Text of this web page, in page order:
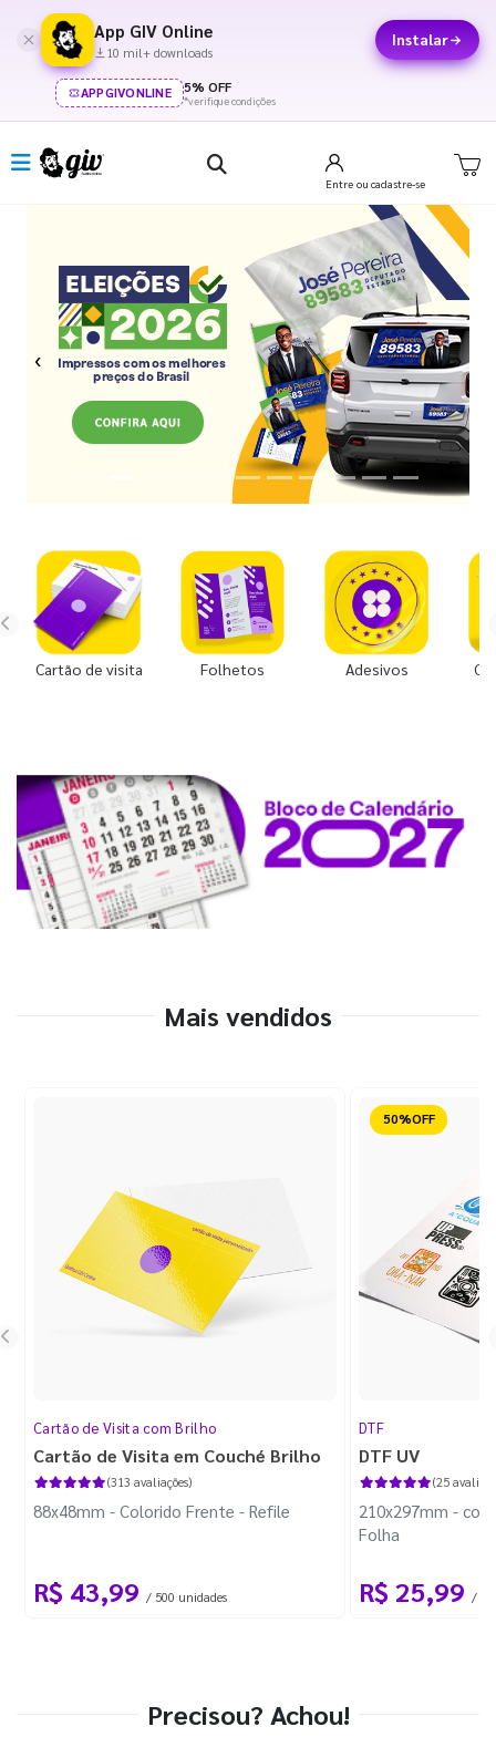
App GIV Online
10 mil+ downloads
Instalar
APPGIVONLINE 5% OFF
*verifique condições
Entre ou cadastre-se
Previous Next
Cartão de visita Folhetos Adesivos
Mais vendidos
Cartão de Visita com Brilho
Cartão de Visita em Couché Brilho
(313 avaliações)
88x48mm - Colorido Frente - Refile
R$ 43,99 / 500 unidades
Reduzido
DTF
DTF UV
(25
210x297mm -
Folha
R$ 25,99 / 1
Precisou? Achou!